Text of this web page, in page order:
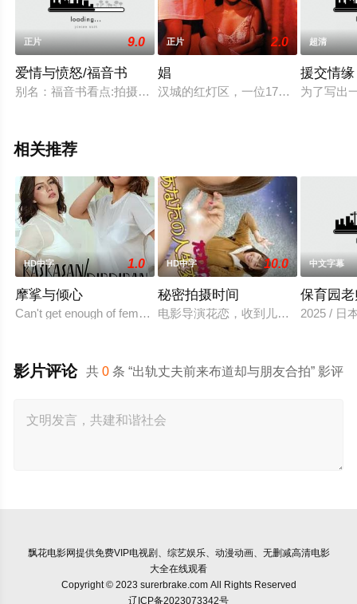
正片 9.0
爱情与愤怒/福音书
别名：福音书看点:拍摄于越战期间，通过5段不同的故事表达
正片 2.0
娼
汉城的红灯区，一位17岁的少女被人
超清
援交情缘
为了写出
相关推荐
HD中字 1.0
摩挲与倾心
Can't get enough of female to female action in "Kiss/Kiss"
HD中字 10.0
秘密拍摄时间
电影导演花恋，收到儿时玩伴兼名导
中文字幕
保育园
2025 / 日
共0 条 “出轨丈夫前来布道却与朋友合拍” 影评
影片评论
飘花电影网提供免费VIP电视剧、综艺娱乐、动漫动画、无删减高清电影
大全在线观看
Copyright © 2023 surerbrake.com All Rights Reserved
辽ICP备2023073342号